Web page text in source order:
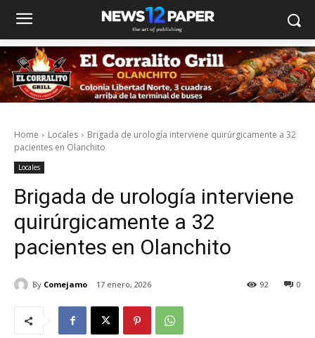
Home Locales
Brigada de urología interviene quirúrgicamente a 32
pacientes en Olanchito
Locales
Brigada de urología interviene
quirúrgicamente a 32
pacientes en Olanchito
By Comejamo 17 enero, 2026 0
92